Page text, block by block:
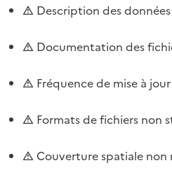
Description des
Documentation des
Fréquence de mise à
Formats de fichiers non
Couverture spatiale non